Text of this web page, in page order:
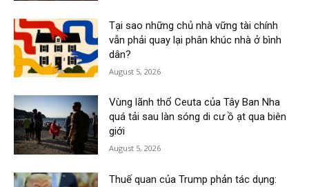
Tại sao những chủ nhà vững tài chính
vẫn phải quay lại phân khúc nhà ở bình
dân?
August 5, 2026
Vùng lãnh thổ Ceuta của Tây Ban Nha
quá tải sau làn sóng di cư ồ ạt qua biên
giới
August 5, 2026
Thuế quan của Trump phản tác dụng: